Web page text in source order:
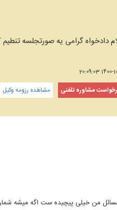
دادخواه گرامی یه صورتجلسه
1400-10-26
مشاوره تلفنی مشاهده رزومه وکیل
من خیلی پیچیده ست اگه میشه